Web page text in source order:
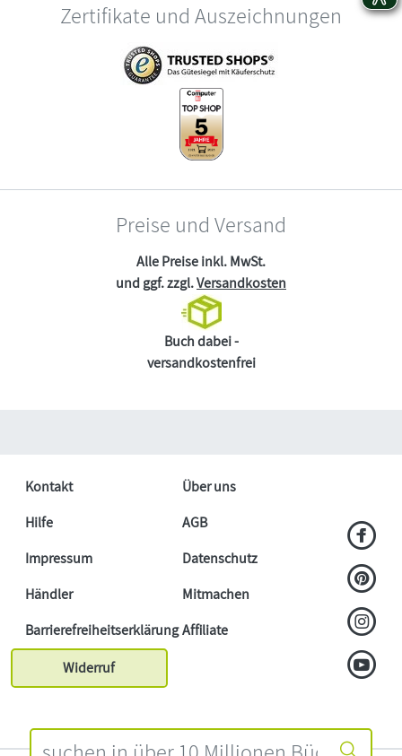
Zertifikate und Auszeichnungen
Preise und Versand
Alle Preise inkl. MwSt.
und ggf. zzgl.Versandkosten
Buch dabei -
versandkostenfrei
Kontakt
Über uns
Hilfe
AGB
Impressum
Datenschutz
Händler
Mitmachen
BarrierefreiheitserklärungAffiliate
Widerruf